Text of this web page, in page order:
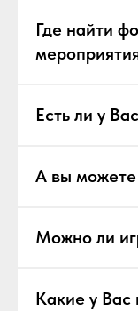
Где найти
Есть ли у
А вы можете
Можно ли
Какие у Вас